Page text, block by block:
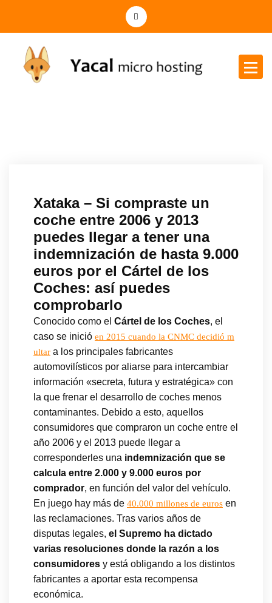
Xataka – Si compraste un
coche entre 2006 y 2013
puedes llegar a tener una
indemnización de hasta 9.000
euros por el Cártel de los
Coches: así puedes
comprobarlo
Conocido como el Cártel de los Coches, el
caso se inició en 2015 cuando la CNMC decidió m
ultar a los principales fabricantes
automovilísticos por aliarse para intercambiar
información «secreta, futura y estratégica» con
la que frenar el desarrollo de coches menos
contaminantes. Debido a esto, aquellos
consumidores que compraron un coche entre el
año 2006 y el 2013 puede llegar a
corresponderles una indemnización que se
calcula entre 2.000 y 9.000 euros por
comprador, en función del valor del vehículo.
En juego hay más de 40.000 millones de euros en
las reclamaciones. Tras varios años de
disputas legales, el Supremo ha dictado
varias resoluciones donde la razón a los
consumidores y está obligando a los distintos
fabricantes a aportar esta recompensa
económica.